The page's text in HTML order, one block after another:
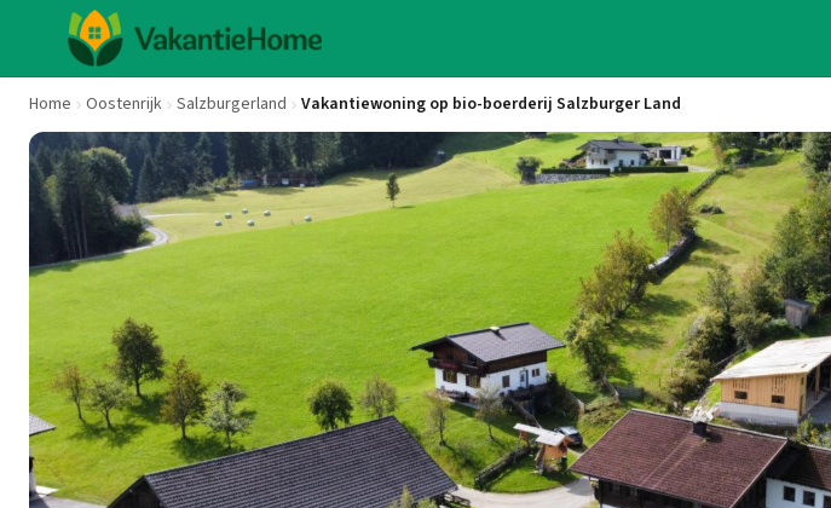
Home Oostenrijk Salzburgerland Vakantiewoning op bio-boerderij Salzburger Land